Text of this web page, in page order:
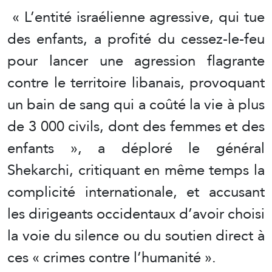
« L’entité israélienne agressive, qui tue
des enfants, a profité du cessez-le-feu
pour lancer une agression flagrante
contre le territoire libanais, provoquant
un bain de sang qui a coûté la vie à plus
de 3 000 civils, dont des femmes et des
enfants », a déploré le général
Shekarchi, critiquant en même temps la
complicité internationale, et accusant
les dirigeants occidentaux d’avoir choisi
la voie du silence ou du soutien direct à
ces « crimes contre l’humanité ».